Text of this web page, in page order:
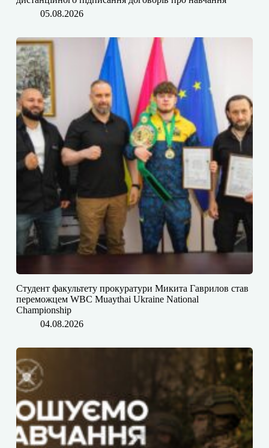
05.08.2026
Студент факультету прокуратури Микита Гаврилов став
переможцем WBC Muaythai Ukraine National
Championship
04.08.2026